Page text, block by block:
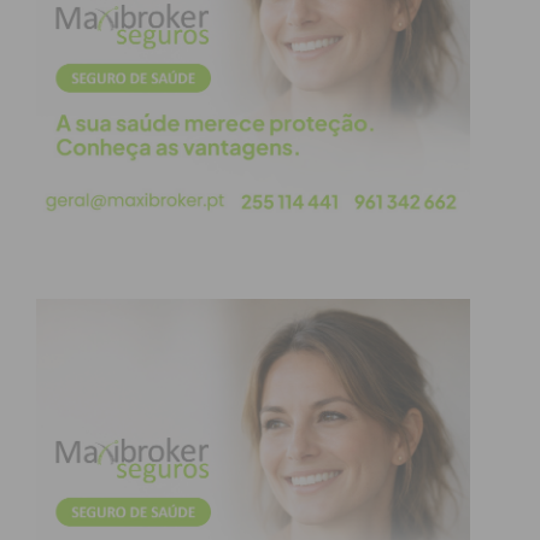
Ensino/Aprendizagem, foram totalmente possíveis
de ultrapassar…
Claro que há, que houve etapas difíceis de vencer
mas, conhecendo-nos, não nos levando demasiado
às vezes pareceu difícil vencer as adversidades, as
tempos… nunca os poderemos esquecer! Às vezes
foi duro mas eu já te conhecia da Esc. Sec. onde
fomos colegas tantos anos e onde trabalhámos
juntos tantas vezes e, tantas vezes nos zangámos
para depois, logo a seguir ficar tudo bem…
Por tudo isso, temos de reconhecer que a vida não
foi, não é fácil nunca, mas também por isso, tu,